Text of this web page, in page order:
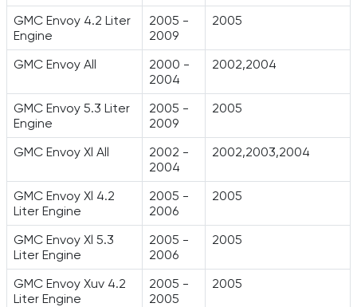
GMC Envoy 4.2 Liter
Engine
2005 -
2009
2005
GMC Envoy All
2000 -
2004
2002,2004
GMC Envoy 5.3 Liter
Engine
2005 -
2009
2005
GMC Envoy Xl All
2002 -
2004
2002,2003,2004
GMC Envoy Xl 4.2
Liter Engine
2005 -
2006
2005
GMC Envoy Xl 5.3
Liter Engine
2005 -
2006
2005
GMC Envoy Xuv 4.2
Liter Engine
2005 -
2005
2005